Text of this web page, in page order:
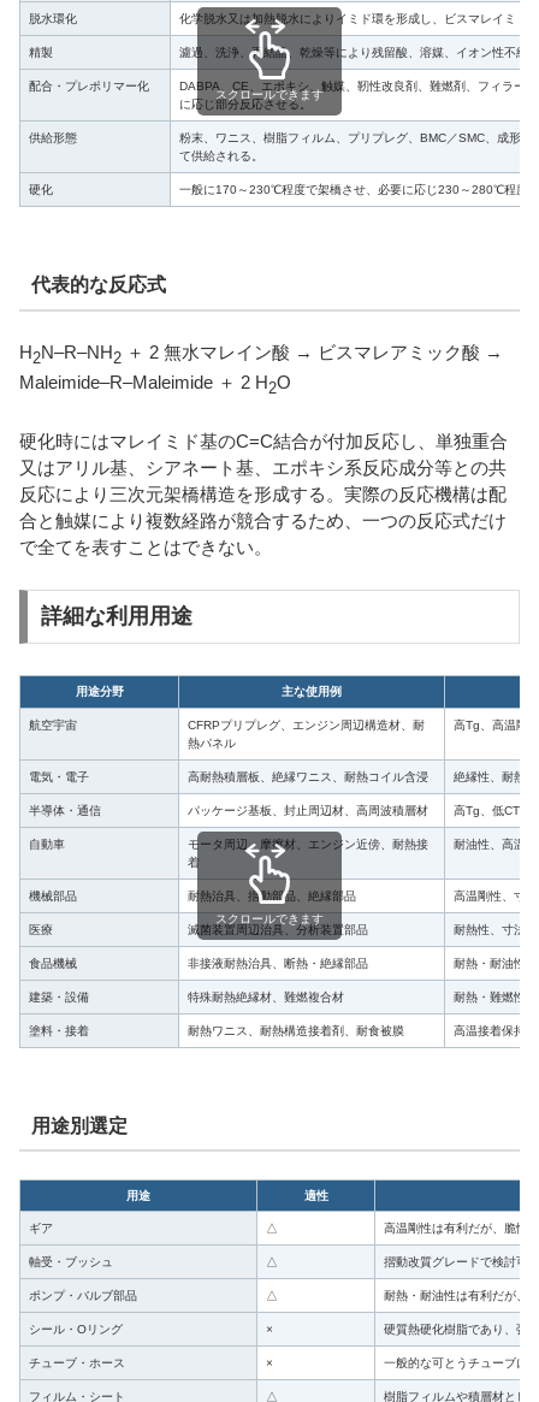
脱水環化 化学脱水又は加熱脱水によりイミド環を形成し、ビスマレイミド
精製 濾過、洗浄、再結晶、乾燥等により残留酸、溶媒、イオン性不純
配合・プレポリマー化
DABPA、CE、エポキシ、触媒、靭性改良剤、難燃剤、フィラー
に応じ部分反応させる。
供給形態
粉末、ワニス、樹脂フィルム、プリプレグ、BMC／SMC、成形用
て供給される。
硬化 一般に170～230℃程度で架橋させ、必要に応じ230～280℃程度
スクロールできます
代表的な反応式
H2N–R–NH2 ＋ 2 無水マレイン酸 → ビスマレアミック酸 →
Maleimide–R–Maleimide ＋ 2 H2O
硬化時にはマレイミド基のC=C結合が付加反応し、単独重合
又はアリル基、シアネート基、エポキシ系反応成分等との共
反応により三次元架橋構造を形成する。実際の反応機構は配
合と触媒により複数経路が競合するため、一つの反応式だけ
で全てを表すことはできない。
詳細な利用用途
用途分野 主な使用例
航空宇宙
CFRPプリプレグ、エンジン周辺構造材、耐
熱パネル
高Tg、高温剛
電気・電子 高耐熱積層板、絶縁ワニス、耐熱コイル含浸 絶縁性、耐熱
半導体・通信 パッケージ基板、封止周辺材、高周波積層材 高Tg、低CTE
自動車
モータ周辺、摩擦材、エンジン近傍、耐熱接
着
耐油性、高温
機械部品 耐熱治具、摺動部品、絶縁部品 高温剛性、寸
医療 滅菌装置周辺治具、分析装置部品 耐熱性、寸法
食品機械 非接液耐熱治具、断熱・絶縁部品 耐熱・耐油性
建築・設備 特殊耐熱絶縁材、難燃複合材 耐熱・難燃性
塗料・接着 耐熱ワニス、耐熱構造接着剤、耐食被膜 高温接着保持
スクロールできます
用途別選定
用途 適性
ギア △ 高温剛性は有利だが、脆性
軸受・ブッシュ △ 摺動改質グレードで検討可
ポンプ・バルブ部品 △ 耐熱・耐油性は有利だが、
シール・Oリング × 硬質熱硬化樹脂であり、弾
チューブ・ホース × 一般的な可とうチューブに
フィルム・シート △ 樹脂フィルムや積層材とし